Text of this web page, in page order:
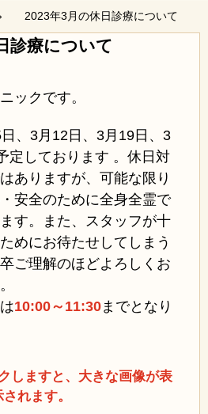
2023年3月の休日診療について
診療について
ックです。
、 3月12日、3月19日、3
定しております 。休日対
ありますが、可能な限り
安全のために全身全霊で
す。また、スタッフが十
めにお待たせしてしまう
ご理解のほどよろしくお
10:00～11:30までとなり
しますと、大きな画像が表
されます。